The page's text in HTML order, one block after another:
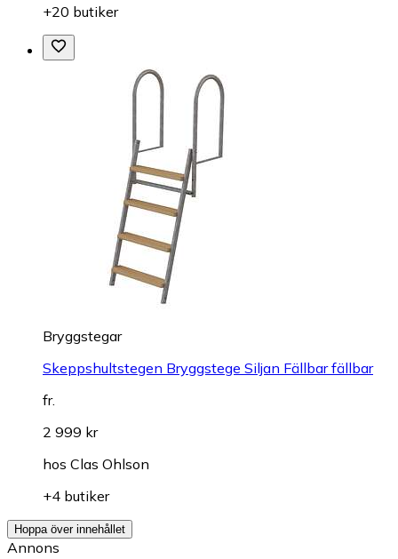
+20 butiker
Bryggstegar
Skeppshultstegen Bryggstege Siljan Fällbar fällbar
fr.
2 999 kr
hos Clas Ohlson
+4 butiker
Hoppa över innehållet
Annons